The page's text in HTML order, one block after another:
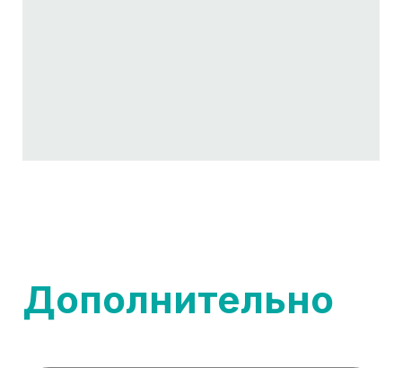
Дополнительно